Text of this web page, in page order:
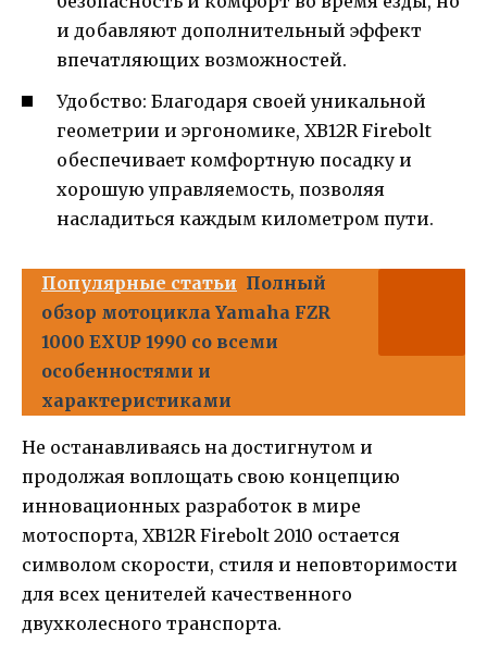
и добавляют дополнительный эффект
впечатляющих возможностей.
Удобство: Благодаря своей уникальной
геометрии и эргономике, XB12R Firebolt
обеспечивает комфортную посадку и
хорошую управляемость, позволяя
насладиться каждым километром пути.
Популярные статьи Полный
обзор мотоцикла Yamaha FZR
1000 EXUP 1990 со всеми
особенностями и
характеристиками
Не останавливаясь на достигнутом и
продолжая воплощать свою концепцию
инновационных разработок в мире
мотоспорта, XB12R Firebolt 2010 остается
символом скорости, стиля и неповторимости
для всех ценителей качественного
двухколесного транспорта.